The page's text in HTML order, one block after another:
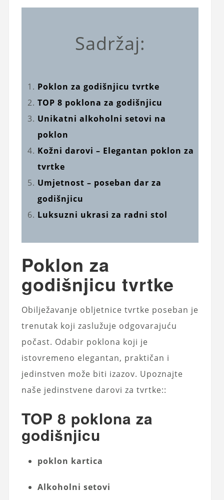
Sadržaj:
Poklon za godišnjicu tvrtke
TOP 8 poklona za godišnjicu
Unikatni alkoholni setovi na
poklon
Kožni darovi – Elegantan poklon za
tvrtke
Umjetnost – poseban dar za
godišnjicu
Luksuzni ukrasi za radni stol
Poklon za
godišnjicu tvrtke
Obilježavanje obljetnice tvrtke poseban je
trenutak koji zaslužuje odgovarajuću
počast. Odabir poklona koji je
istovremeno elegantan, praktičan i
jedinstven može biti izazov. Upoznajte
naše jedinstvene darovi za tvrtke::
TOP 8 poklona za
godišnjicu
poklon kartica
Alkoholni setovi